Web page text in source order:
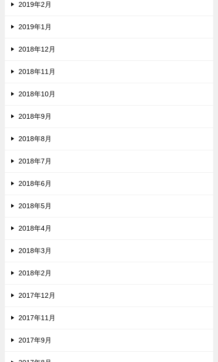
2019年2月
2019年1月
2018年12月
2018年11月
2018年10月
2018年9月
2018年8月
2018年7月
2018年6月
2018年5月
2018年4月
2018年3月
2018年2月
2017年12月
2017年11月
2017年9月